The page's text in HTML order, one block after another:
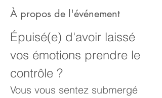
À propos de l'événement
Épuisé(e) d'avoir laissé
vos émotions prendre le
contrôle ?
Vous vous sentez submergé